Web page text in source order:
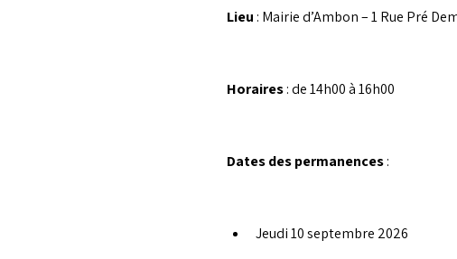
Lieu : Mairie d’Ambon – 1 Rue Pré
Horaires : de 14h00 à 16h00
Dates des permanences :
Jeudi 10 septembre 2026